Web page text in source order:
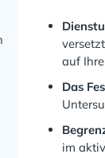
auf
Das
im